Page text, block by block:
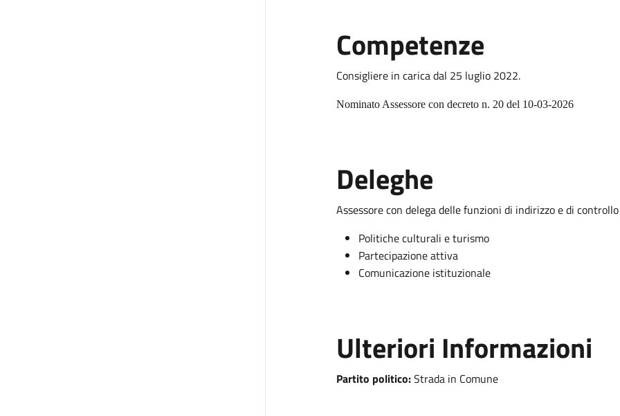
Competenze
Consigliere in carica dal 25 luglio 2022.
Nominato Assessore con decreto n. 20 del 10-03-2026
Deleghe
Assessore con delega delle funzioni di indirizzo e di
Politiche culturali e turismo
Partecipazione attiva
Comunicazione istituzionale
Ulteriori Informazioni
Partito politico:Strada in Comune